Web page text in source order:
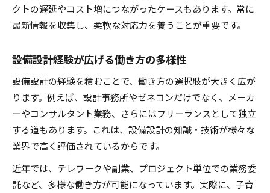
クトの遅延やコスト増につながったケースもあります。常に
最新情報を収集し、柔軟な対応力を養うことが重要です。
設備設計経験が広げる働き方の多様性
設備設計の経験を積むことで、働き方の選択肢が大きく広が
ります。例えば、設計事務所やゼネコンだけでなく、メーカ
ーやコンサルタント業務、さらにはフリーランスとして独立
する道もあります。これは、設備設計の知識・技術が様々な
業界で高く評価されているからです。
近年では、テレワークや副業、プロジェクト単位での業務委
託など、多様な働き方が可能になっています。実際に、子育